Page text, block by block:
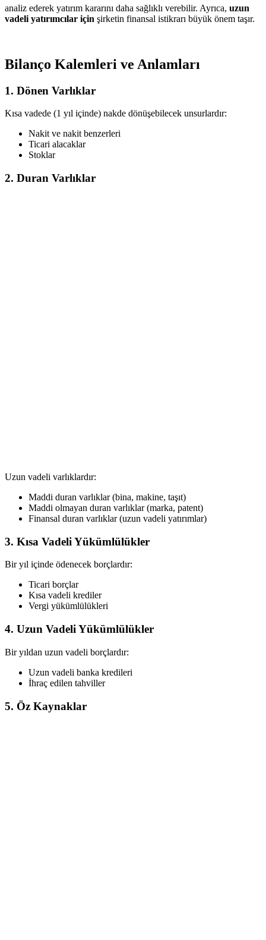
analiz ederek yatırım kararını daha sağlıklı verebilir. Ayrıca, uzun
vadeli yatırımcılar için şirketin finansal istikrarı büyük önem taşır.
Bilanço Kalemleri ve Anlamları
1. Dönen Varlıklar
Kısa vadede (1 yıl içinde) nakde dönüşebilecek unsurlardır:
Nakit ve nakit benzerleri
Ticari alacaklar
Stoklar
2. Duran Varlıklar
Uzun vadeli varlıklardır:
Maddi duran varlıklar (bina, makine, taşıt)
Maddi olmayan duran varlıklar (marka, patent)
Finansal duran varlıklar (uzun vadeli yatırımlar)
3. Kısa Vadeli Yükümlülükler
Bir yıl içinde ödenecek borçlardır:
Ticari borçlar
Kısa vadeli krediler
Vergi yükümlülükleri
4. Uzun Vadeli Yükümlülükler
Bir yıldan uzun vadeli borçlardır:
Uzun vadeli banka kredileri
İhraç edilen tahviller
5. Öz Kaynaklar